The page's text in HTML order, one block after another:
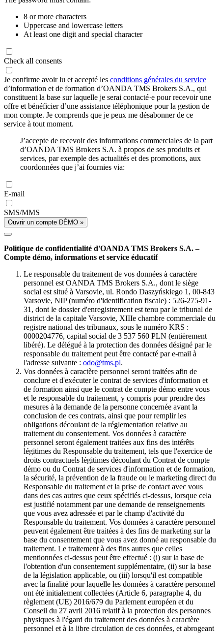
8 or more characters
Uppercase and lowercase letters
At least one digit and special character
Check all consents
Je confirme avoir lu et accepté les conditions générales du service
d’information et de formation d’OANDA TMS Brokers S.A., qui
constituent la base sur laquelle je serai contacté·e pour recevoir une
offre et bénéficier d’une assistance téléphonique pour la gestion de
mon compte. Je comprends que je peux me désabonner de ce
service à tout moment.
J’accepte de recevoir des informations commerciales de la part
d’OANDA TMS Brokers S.A. à propos de ses produits et
services, par exemple des actualités et des promotions, aux
coordonnées que j’ai fournies via:
E-mail
SMS/MMS
Ouvrir un compte DÉMO »
Politique de confidentialité d'OANDA TMS Brokers S.A. –
Compte démo, informations et service éducatif
Le responsable du traitement de vos données à caractère
personnel est OANDA TMS Brokers S.A., dont le siège
social est situé à Varsovie, ul. Rondo Daszyńskiego 1, 00-843
Varsovie, NIP (numéro d'identification fiscale) : 526-275-91-
31, dont le dossier d'enregistrement est tenu par le tribunal de
district de la capitale Varsovie, XIIIe chambre commerciale du
registre national des tribunaux, sous le numéro KRS :
0000204776, capital social de 3 537 560 PLN (entièrement
libéré). Le délégué à la protection des données désigné par le
responsable du traitement peut être contacté par e-mail à
l'adresse suivante : odo@tms.pl.
Vos données à caractère personnel seront traitées afin de
conclure et d'exécuter le contrat de services d'information et
de formation ainsi que le contrat de compte démo entre vous
et le responsable du traitement, y compris pour prendre des
mesures à la demande de la personne concernée avant la
conclusion de ces contrats, ainsi que pour remplir les
obligations découlant de la réglementation relative au
traitement du consentement. Vos données à caractère
personnel seront également traitées aux fins des intérêts
légitimes du Responsable du traitement, tels que l'exercice de
droits contractuels légitimes découlant du Contrat de compte
démo ou du Contrat de services d'information et de formation,
la sécurité, la prévention de la fraude ou le marketing direct du
Responsable du traitement et la prise de contact avec vous
dans des cas autres que ceux spécifiés ci-dessus, lorsque cela
est justifié notamment par une demande de renseignements
que vous avez adressée et par le champ d'activité du
Responsable du traitement. Vos données à caractère personnel
peuvent également être traitées à des fins de marketing sur la
base du consentement que vous avez donné au responsable du
traitement. Le traitement à des fins autres que celles
mentionnées ci-dessus peut être effectué : (i) sur la base de
l'obtention d'un consentement supplémentaire, (ii) sur la base
de la législation applicable, ou (iii) lorsqu'il est compatible
avec la finalité pour laquelle les données à caractère personnel
ont été initialement collectées (Article 6, paragraphe 4, du
règlement (UE) 2016/679 du Parlement européen et du
Conseil du 27 avril 2016 relatif à la protection des personnes
physiques à l'égard du traitement des données à caractère
personnel et à la libre circulation de ces données, et abrogeant